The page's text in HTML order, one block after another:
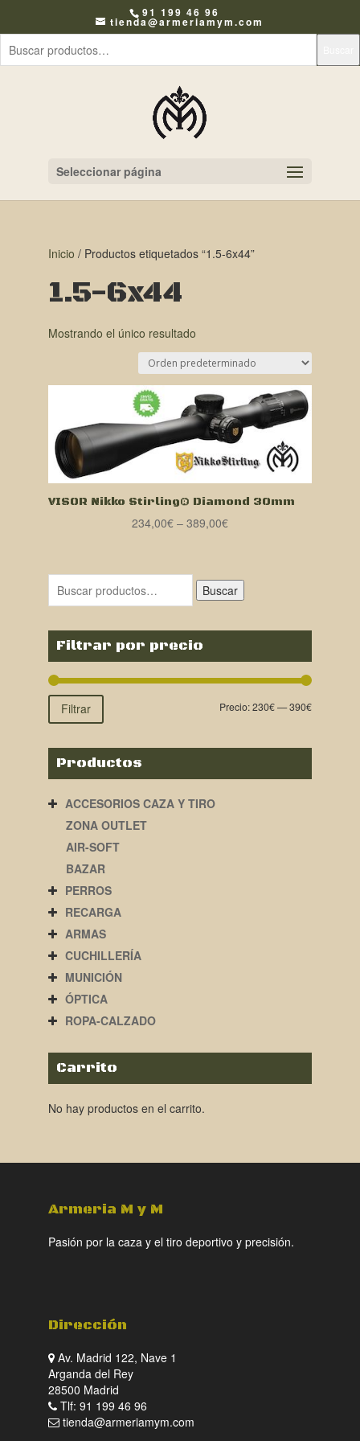
91 199 46 96
tienda@armeriamym.com
Seleccionar página
Inicio / Productos etiquetados “1.5-6x44”
1.5-6x44
Mostrando el único resultado
VISOR Nikko Stirling® Diamond 30mm
234,00€– 389,00€
Buscar
Filtrar por precio
Filtrar Precio:230€—390€
Productos
ACCESORIOS CAZA Y TIRO
ZONA OUTLET
AIR-SOFT
BAZAR
PERROS
RECARGA
ARMAS
CUCHILLERÍA
MUNICIÓN
ÓPTICA
ROPA-CALZADO
Carrito
No hay productos en el carrito.
Armeria M y M
Pasión por la caza y el tiro deportivo y precisión.
Dirección
Av. Madrid 122, Nave 1
Arganda del Rey
28500 Madrid
Tlf: 91 199 46 96
tienda@armeriamym.com